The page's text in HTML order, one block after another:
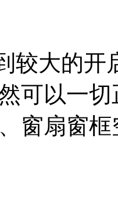
较大的开
可以一
窗扇窗